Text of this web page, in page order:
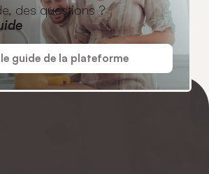
des questions ?
guide de la plateforme